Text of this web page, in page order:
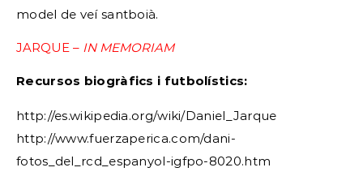
model de veí santboià.
JARQUE – IN MEMORIAM
Recursos biogràfics i futbolístics:
http://es.wikipedia.org/wiki/Daniel_Jarque
http://www.fuerzaperica.com/dani-
fotos_del_rcd_espanyol-igfpo-8020.htm